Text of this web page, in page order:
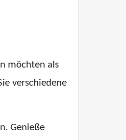
möchten als
verschiedene
Genieße